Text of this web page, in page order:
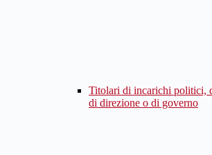
Titolari di incarichi politici,
di direzione o di governo